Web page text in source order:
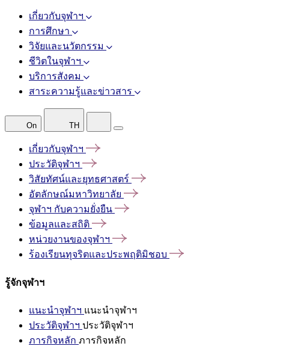
เกี่ยวกับจุฬาฯ
การศึกษา
วิจัยและนวัตกรรม
ชีวิตในจุฬาฯ
บริการสังคม
สาระความรู้และข่าวสาร
On TH
เกี่ยวกับจุฬาฯ
ประวัติจุฬาฯ
วิสัยทัศน์และยุทธศาสตร์
อัตลักษณ์มหาวิทยาลัย
จุฬาฯ กับความยั่งยืน
ข้อมูลและสถิติ
หน่วยงานของจุฬาฯ
ร้องเรียนทุจริตและประพฤติมิชอบ
รู้จักจุฬาฯ
แนะนำจุฬาฯ แนะนำจุฬาฯ
ประวัติจุฬาฯ ประวัติจุฬาฯ
ภารกิจหลัก ภารกิจหลัก